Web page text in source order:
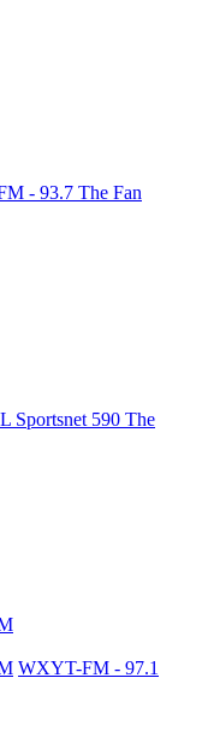
- 93.7 The Fan
Sportsnet 590 The
WXYT-FM - 97.1